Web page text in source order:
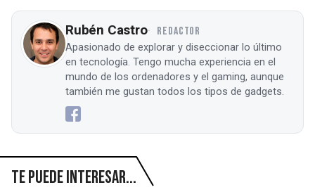
Rubén Castro REDACTOR
Apasionado de explorar y diseccionar lo último
en tecnología. Tengo mucha experiencia en el
mundo de los ordenadores y el gaming, aunque
también me gustan todos los tipos de gadgets.
Te puede interesar...